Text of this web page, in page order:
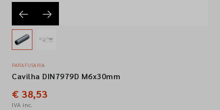
Empresa
Contactos
Siga-nos nas redes sociais
PARAFUSARIA
Cavilha DIN7979D M6x30mm
€ 38,53
IVA inc.